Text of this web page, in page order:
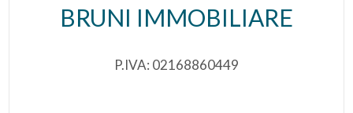
Impianto Elettrico : A norma
Sanitari sospesi
BRUNI IMMOBILIARE
P.IVA: 02168860449